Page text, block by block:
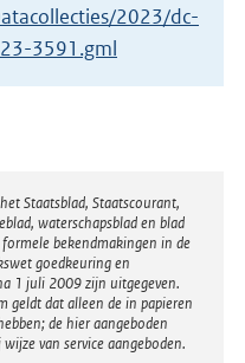
2023/dc-
3591.gml
Staatsblad, Staatscourant,
waterschapsblad en blad
bekendmakingen in de
goedkeuring en
1 juli 2009 zijn uitgegeven.
geldt dat alleen de in papieren
de hier aangeboden
van service aangeboden.